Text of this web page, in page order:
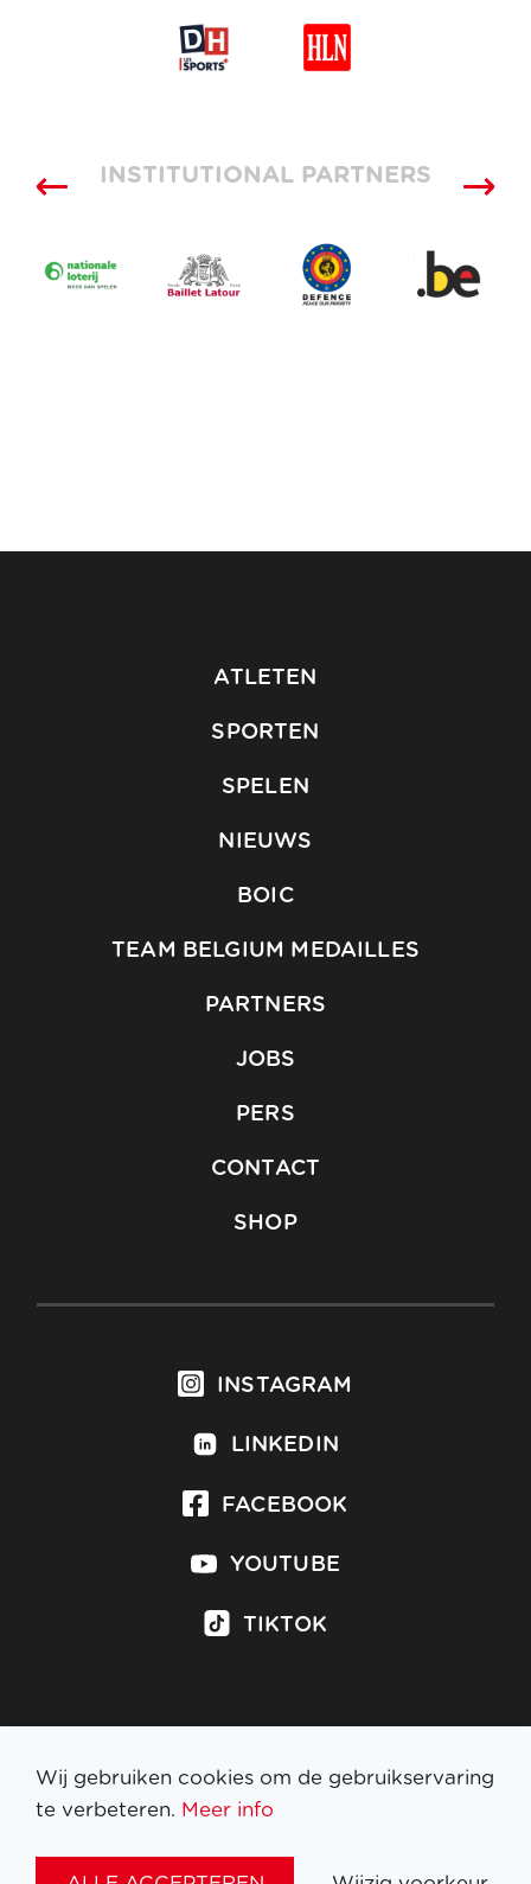
INSTITUTIONAL PARTNERS
ATLETEN
SPORTEN
SPELEN
NIEUWS
BOIC
TEAM BELGIUM MEDAILLES
PARTNERS
JOBS
PERS
CONTACT
SHOP
INSTAGRAM
LINKEDIN
FACEBOOK
YOUTUBE
TIKTOK
Inschrijven op nieuwsbrief
Wij gebruiken cookies om de gebruikservaring
te verbeteren. Meer info